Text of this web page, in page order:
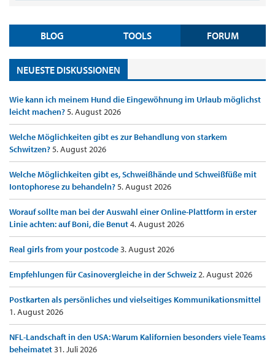
BLOG TOOLS FORUM
NEUESTE DISKUSSIONEN
Wie kann ich meinem Hund die Eingewöhnung im Urlaub möglichst
leicht machen?5. August 2026
Welche Möglichkeiten gibt es zur Behandlung von starkem
Schwitzen?5. August 2026
Welche Möglichkeiten gibt es, Schweißhände und Schweißfüße mit
Iontophorese zu behandeln?5. August 2026
Worauf sollte man bei der Auswahl einer Online-Plattform in erster
Linie achten: auf Boni, die Benut4. August 2026
Real girls from your postcode3. August 2026
Empfehlungen für Casinovergleiche in der Schweiz2. August 2026
Postkarten als persönliches und vielseitiges Kommunikationsmittel
1. August 2026
NFL-Landschaft in den USA: Warum Kalifornien besonders viele Teams
beheimatet31. Juli 2026